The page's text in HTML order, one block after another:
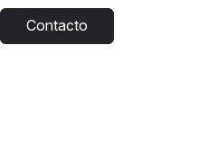
Contacto